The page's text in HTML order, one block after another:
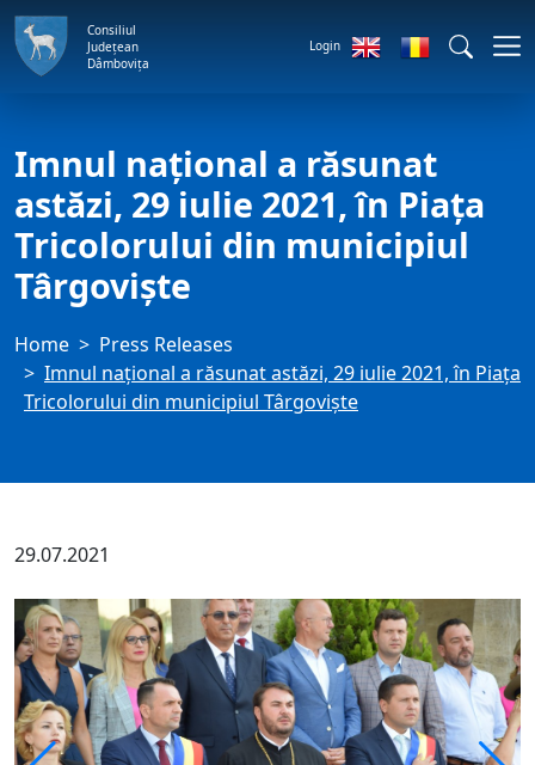
Consiliul
Județean
Dâmbovița
Login
Imnul național a răsunat
astăzi, 29 iulie 2021, în Piața
Tricolorului din municipiul
Târgoviște
Home
Press Releases
Imnul național a răsunat astăzi, 29 iulie 2021, în Piața
Tricolorului din municipiul Târgoviște
29.07.2021